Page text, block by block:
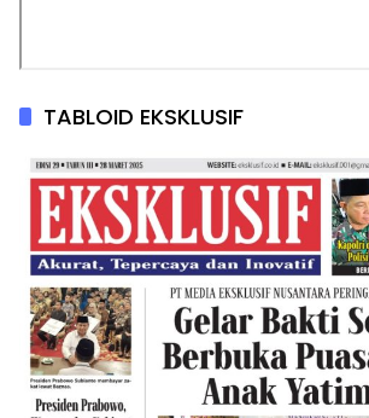
TABLOID EKSKLUSIF